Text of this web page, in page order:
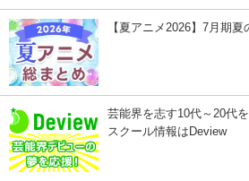
【夏アニメ2026】7月期
芸能界を志す10代～20代
スクール情報はDeview